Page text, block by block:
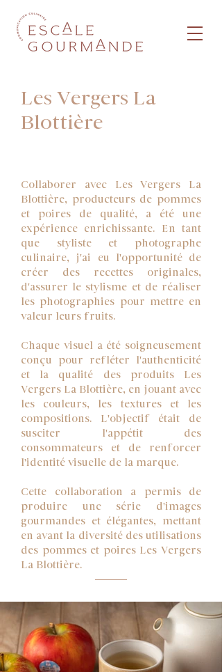
Les Vergers La
Blottière
Collaborer avec Les Vergers La
Blottière, producteurs de pommes
et poires de qualité, a été une
expérience enrichissante. En tant
que styliste et photographe
culinaire, j'ai eu l'opportunité de
créer des recettes originales,
d'assurer le stylisme et de réaliser
les photographies pour mettre en
valeur leurs fruits.
Chaque visuel a été soigneusement
conçu pour refléter l'authenticité
et la qualité des produits Les
Vergers La Blottière, en jouant avec
les couleurs, les textures et les
compositions. L'objectif était de
susciter l'appétit des
consommateurs et de renforcer
l'identité visuelle de la marque.
Cette collaboration a permis de
produire une série d'images
gourmandes et élégantes, mettant
en avant la diversité des utilisations
des pommes et poires Les Vergers
La Blottière.